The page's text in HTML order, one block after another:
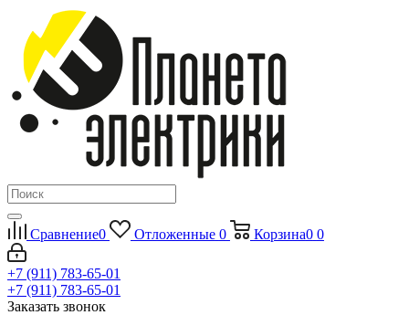
Сравнение0 Отложенные 0 Корзина0 0
+7 (911) 783-65-01
+7 (911) 783-65-01
Заказать звонок